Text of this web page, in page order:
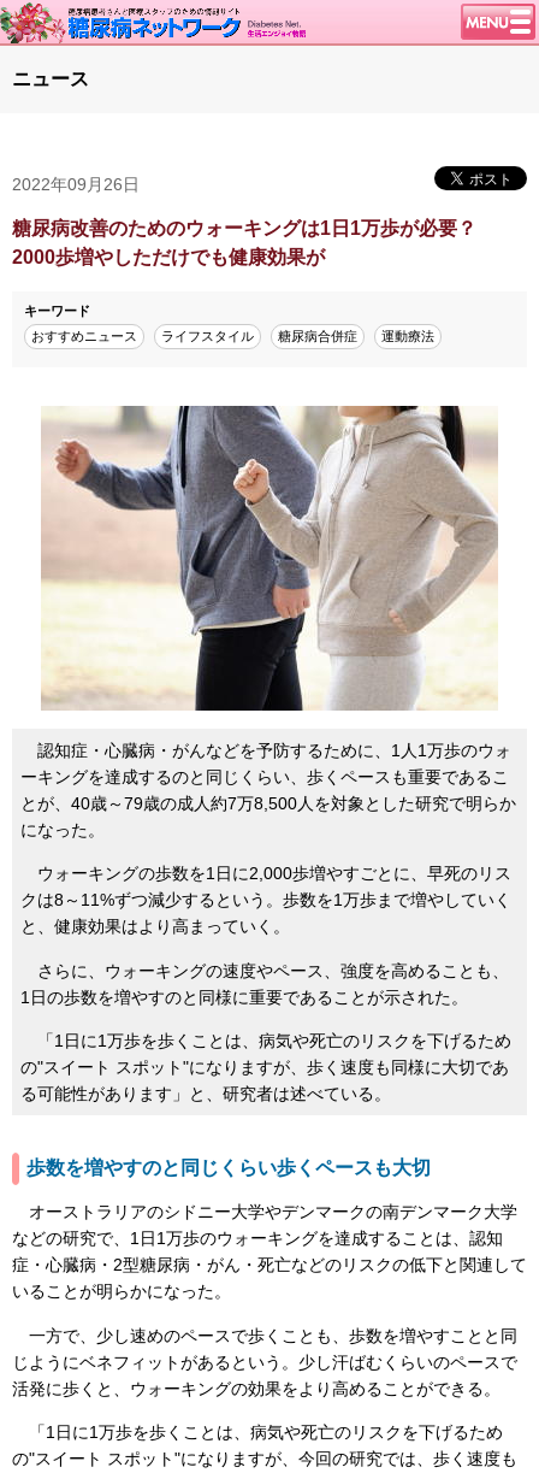
談話室BBS
糖尿病のきほん
特集・連載
腎臓の健康道
インスリンポンプ
グリコアルブミン
特集・連載 一覧へ
ニュース
2022年09月26日
糖尿病改善のためのウォーキングは1日1万歩が必要？
2000歩増やしただけでも健康効果が
キーワード
おすすめニュース
ライフスタイル 糖尿病合併症 運動療法
認知症・心臓病・がんなどを予防するために、1人1万歩のウォ
ーキングを達成するのと同じくらい、歩くペースも重要であるこ
とが、40歳～79歳の成人約7万8,500人を対象とした研究で明らか
になった。
ウォーキングの歩数を1日に2,000歩増やすごとに、早死のリス
クは8～11%ずつ減少するという。歩数を1万歩まで増やしていく
と、健康効果はより高まっていく。
さらに、ウォーキングの速度やペース、強度を高めることも、
1日の歩数を増やすのと同様に重要であることが示された。
「1日に1万歩を歩くことは、病気や死亡のリスクを下げるため
の"スイート スポット"になりますが、歩く速度も同様に大切であ
る可能性があります」と、研究者は述べている。
歩数を増やすのと同じくらい歩くペースも大切
オーストラリアのシドニー大学やデンマークの南デンマーク大学
などの研究で、1日1万歩のウォーキングを達成することは、認知
症・心臓病・2型糖尿病・がん・死亡などのリスクの低下と関連して
いることが明らかになった。
一方で、少し速めのペースで歩くことも、歩数を増やすことと同
じようにベネフィットがあるという。少し汗ばむくらいのペースで
活発に歩くと、ウォーキングの効果をより高めることができる。
「1日に1万歩を歩くことは、病気や死亡のリスクを下げるため
の"スイート スポット"になりますが、今回の研究では、歩く速度も